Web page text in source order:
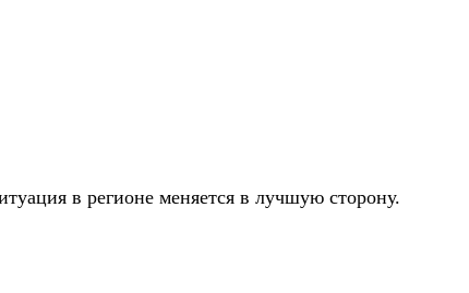
в регионе меняется в лучшую сторону.